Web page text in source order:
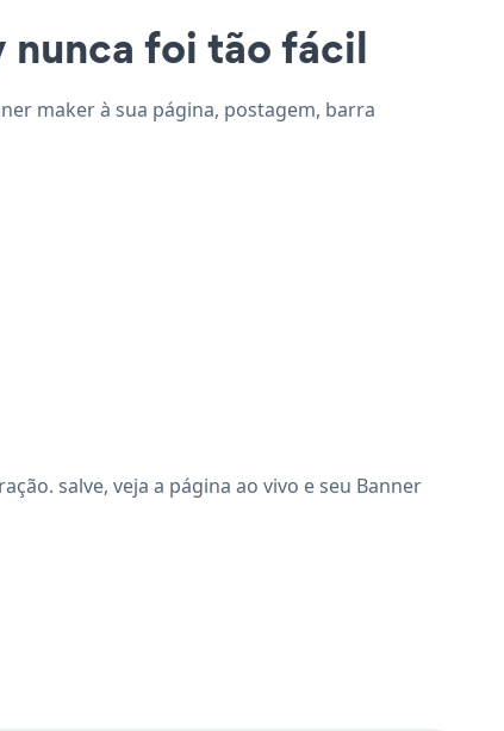
nunca foi tão fácil
maker à sua página, postagem, barra
salve, veja a página ao vivo e seu Banner